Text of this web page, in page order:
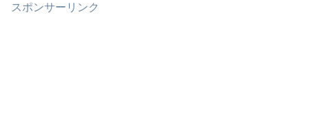
スポンサーリンク